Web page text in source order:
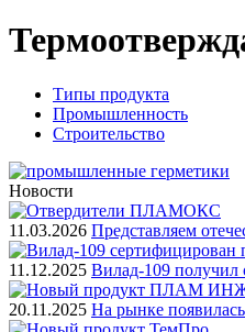
Типы продукта
Промышленность
Строительство
Новости
11.03.2026 Представляем
11.12.2025 Вилад-109 получил
20.11.2025 На рынке